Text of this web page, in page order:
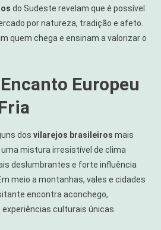
do Sudeste revelam que é possível
por natureza, tradição e afeto.
quem chega e ensinam a valorizar o
Europeu
dos vilarejos brasileiros mais
mistura irresistível de clima
deslumbrantes e forte influência
meio a montanhas, vales e cidades
encontra aconchego,
culturais únicas.